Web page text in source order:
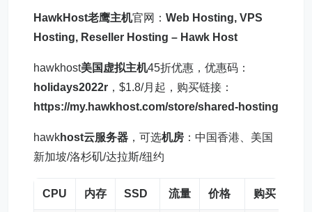
HawkHost老鹰主机官网： Web Hosting, VPS
Hosting, Reseller Hosting – Hawk Host
hawkhost美国虚拟主机45折优惠，优惠码：
holidays2022r ，$1.8/月起，购买链接：
https://my.hawkhost.com/store/shared-hosting
hawkhost云服务器 ，可选机房 ：中国香港、美国
新加坡/洛杉矶/达拉斯/纽约
CPU 内存 SSD 流量 价格 购买